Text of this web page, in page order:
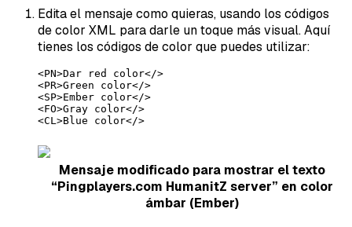
Edita el mensaje como quieras, usando los códigos
de color XML para darle un toque más visual. Aquí
tienes los códigos de color que puedes utilizar:
<PN>Dar red color</>
<PR>Green color</>
<SP>Ember color</>
<FO>Gray color</>
<CL>Blue color</>
Mensaje modificado para mostrar el texto
“Pingplayers.com HumanitZ server” en color
ámbar (Ember)